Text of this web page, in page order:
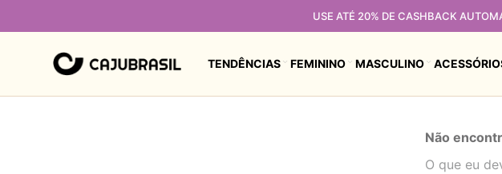
USE ATÉ 20% DE CASHBACK
TENDÊNCIAS FEMININO MASCULINO
Não
O que eu